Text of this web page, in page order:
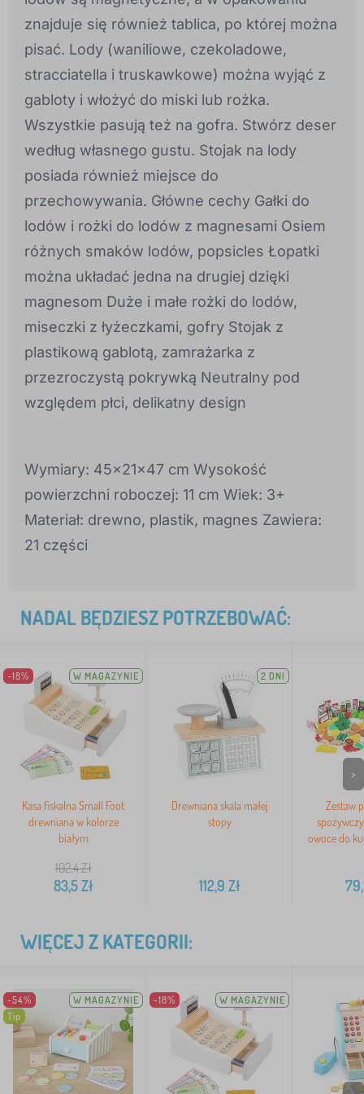
znajduje się również tablica, po której można
pisać. Lody (waniliowe, czekoladowe,
stracciatella i truskawkowe) można wyjąć z
gabloty i włożyć do miski lub rożka.
Wszystkie pasują też na gofra. Stwórz deser
według własnego gustu. Stojak na lody
posiada również miejsce do
przechowywania. Główne cechy Gałki do
lodów i rożki do lodów z magnesami Osiem
różnych smaków lodów, popsicles Łopatki
można układać jedna na drugiej dzięki
magnesom Duże i małe rożki do lodów,
miseczki z łyżeczkami, gofry Stojak z
plastikową gablotą, zamrażarka z
przezroczystą pokrywką Neutralny pod
względem płci, delikatny design
Wymiary: 45x21x47 cm Wysokość
powierzchni roboczej: 11 cm Wiek: 3+
Materiał: drewno, plastik, magnes Zawiera:
21 części
NADAL BĘDZIESZ POTRZEBOWAĆ:
-18% W MAGAZYNIE
Kasa fiskalna Small Foot
drewniana w kolorze
białym
102,4Zł
83,5Zł
2 DNI
Drewniana skala małej
stopy
112,9 Zł
Zestaw
owoce do
>
WIĘCEJ Z KATEGORII:
-54%
Tip
W MAGAZYNIE -18% W MAGAZYNIE